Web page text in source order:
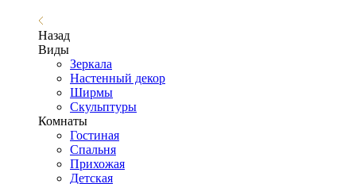
Назад
Виды
Зеркала
Настенный декор
Ширмы
Скульптуры
Комнаты
Гостиная
Спальня
Прихожая
Детская